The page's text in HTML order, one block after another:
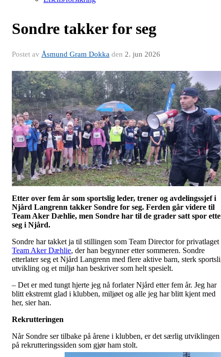
Sondre takker for seg
Postet av Åsmund Gram Dokka den 2. jun 2026
Etter over fem år som sportslig leder, trener og avdelingssjef i
Njård Langrenn takker Sondre for seg. Ferden går videre til
Team Aker Dæhlie, men Sondre har til de grader satt spor
seg i Njård.
Sondre har takket ja til stillingen som Team Director for privatlaget
Team Aker Dæhlie, der han begynner etter sommeren. Sondre
etterlater seg et Njård Langrenn med flere aktive barn, sterk
utvikling og et miljø han beskriver som helt spesielt.
– Det er med tungt hjerte jeg nå forlater Njård etter fem år. Jeg har
blitt ekstremt glad i klubben, miljøet og alle jeg har blitt kjent med
her, sier han.
Rekrutteringen
Når Sondre ser tilbake på årene i klubben, er det særlig utviklingen
på rekrutteringssiden som gjør ham stolt.